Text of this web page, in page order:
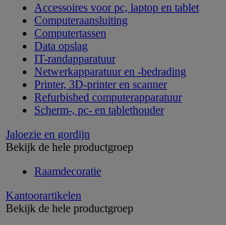
Accessoires voor pc, laptop en tablet
Computeraansluiting
Computertassen
Data opslag
IT-randapparatuur
Netwerkapparatuur en -bedrading
Printer, 3D-printer en scanner
Refurbished computerapparatuur
Scherm-, pc- en tablethouder
Jaloezie en gordijn
Bekijk de hele productgroep
Raamdecoratie
Kantoorartikelen
Bekijk de hele productgroep